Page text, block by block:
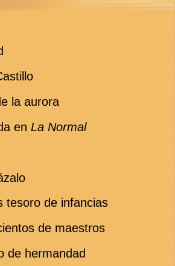
la aurora
en La Normal
tesoro de infancias
de maestros
de hermandad